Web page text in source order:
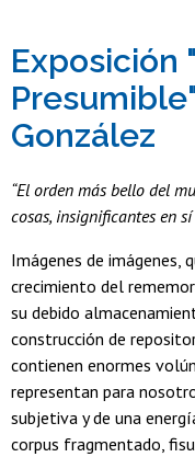
Exposición
González
“El orden más bello del
cosas, insignificantes en
Imágenes de imágenes,
crecimiento del
su debido
construcción de
contienen enormes
representan para
subjetiva y de una
corpus fragmentado,